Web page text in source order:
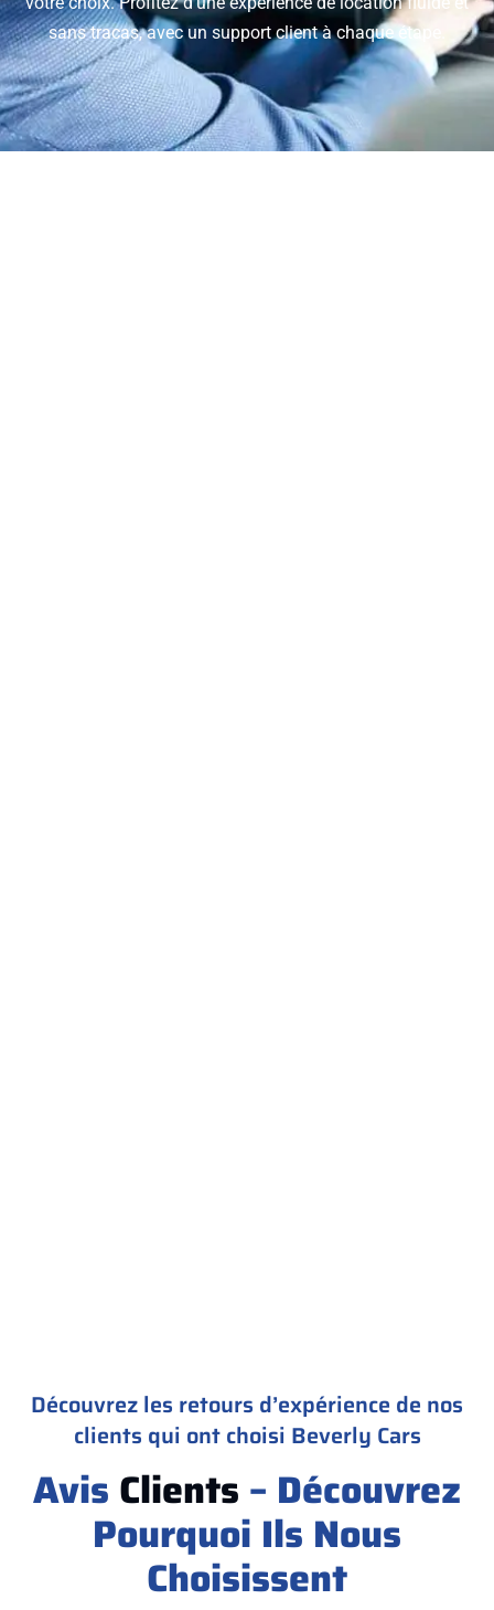
sans tracas, avec un support client à chaque étape.
Découvrez les retours d’expérience de nos
clients qui ont choisi Beverly Cars
Avis Clients – Découvrez
Pourquoi Ils Nous
Choisissent